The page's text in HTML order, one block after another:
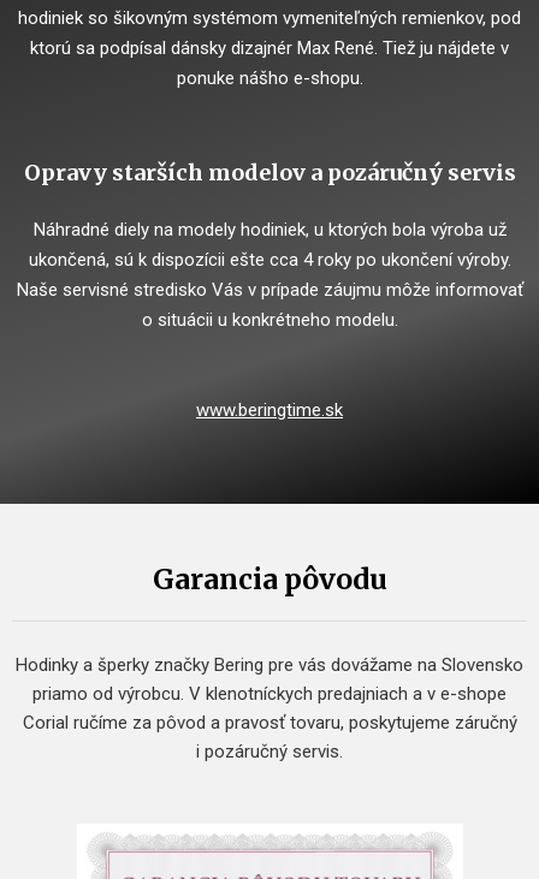
hodiniek so šikovným systémom vymeniteľných remienkov, pod
ktorú sa podpísal dánsky dizajnér Max René. Tiež ju nájdete v
ponuke nášho e-shopu.
Opravy starších modelov a pozáručný servis
Náhradné diely na modely hodiniek, u ktorých bola výroba už
ukončená, sú k dispozícii ešte cca 4 roky po ukončení výroby.
Naše servisné stredisko Vás v prípade záujmu môže informovať
o situácii u konkrétneho modelu.
www.beringtime.sk
Garancia pôvodu
Hodinky a šperky značky Bering pre vás dovážame na Slovensko
priamo od výrobcu. V klenotníckych predajniach a v e-shope
Corial ručíme za pôvod a pravosť tovaru, poskytujeme záručný
i pozáručný servis.